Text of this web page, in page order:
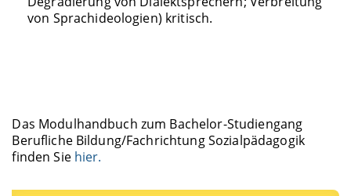
von Sprachideologien) kritisch.
Das Modulhandbuch zum Bachelor-Studiengang
Berufliche Bildung/Fachrichtung Sozialpädagogik
finden Sie hier.